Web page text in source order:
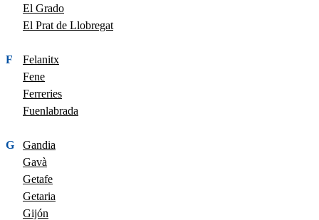
El Grado
El Prat de Llobregat
F
Felanitx
Fene
Ferreries
Fuenlabrada
G
Gandia
Gavà
Getafe
Getaria
Gijón